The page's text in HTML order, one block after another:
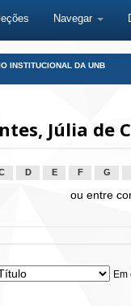
Navegar
INSTITUCIONAL DA UNB
Júlia de
D E F G
ou entre
Em